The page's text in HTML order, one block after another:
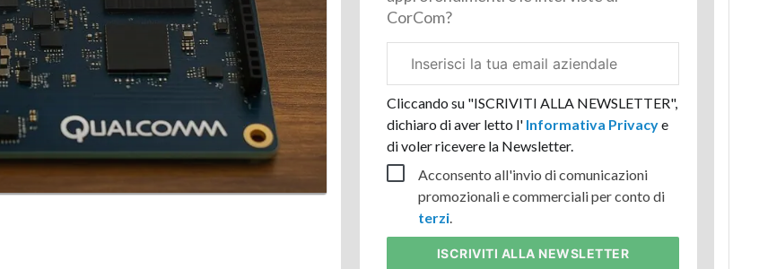
CorCom?
aziendale
Cliccando su "ISCRIVITI ALLA NEWSLETTER",
dichiaro di aver letto l'Informativa Privacye
di voler ricevere la Newsletter.
Acconsento all'invio di comunicazioni
promozionali e commerciali per conto di
terzi.
ISCRIVITI ALLA NEWSLETTER